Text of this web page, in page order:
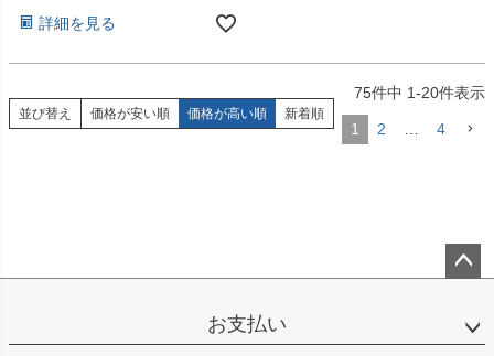
詳細を見る
並び替え 価格が安い順 価格が高い順 新着順
75件中 1-20件表示
1 2 4
ップ
お支払い